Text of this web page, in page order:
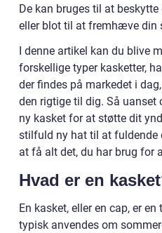
De kan bruges til at
eller blot til at fremhæve din
I denne artikel kan du blive
forskellige typer kasketter,
der findes på markedet i
den rigtige til dig. Så uanset
ny kasket for at støtte dit
stilfuld ny hat til at
at få alt det, du har brug for
Hvad er en
En kasket, eller en cap, er
typisk anvendes om